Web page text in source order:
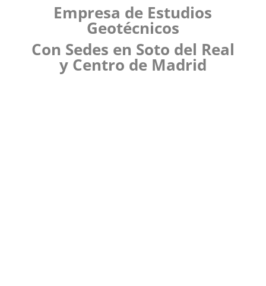
Empresa de Estudios
Geotécnicos
Con Sedes en Soto del Real
y Centro de Madrid